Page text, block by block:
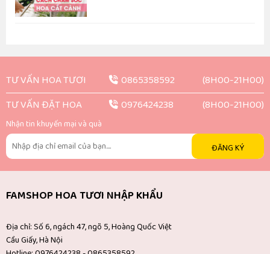
TƯ VẤN HOA TƯƠI 0865358592
(8H00-21H00)
TƯ VẤN ĐẶT HOA
0976424238 (8H00-21H00)
Nhận tin khuyến mại và quà
ĐĂNG KÝ
FAMSHOP HOA TƯƠI NHẬP KHẨU
Địa chỉ: Số 6, ngách 47, ngõ 5, Hoàng Quốc Việt
Cầu Giấy, Hà Nội